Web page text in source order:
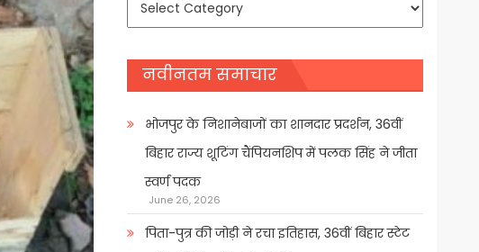
नवीनतम समाचार
भोजपुर के निशानेबाजों का शानदार प्रदर्शन, 36वीं
बिहार राज्य शूटिंग चैंपियनशिप में पलक सिंह ने जीता
स्वर्ण पदक
June 26, 2026
पिता-पुत्र की जोड़ी ने रचा इतिहास, 36वीं बिहार स्टेट